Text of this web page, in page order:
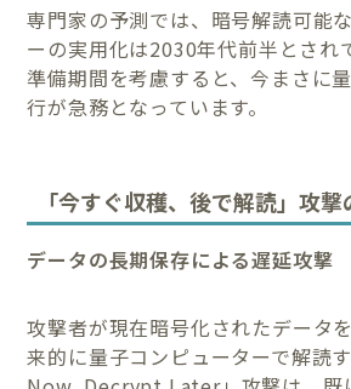
専門家の予測では、暗号解読可能
ーの実用化は2030年代前半とされ
準備期間を考慮すると、今まさに
行が急務となっています。
「今すぐ収穫、後で解読」攻
データの長期保存による遅延攻撃
攻撃者が現在暗号化されたデータ
来的に量子コンピューターで解読